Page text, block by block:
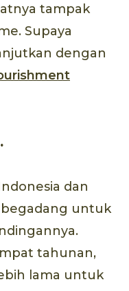
tampak
Supaya
dengan
dan
begadang untuk
tahunan,
lama untuk